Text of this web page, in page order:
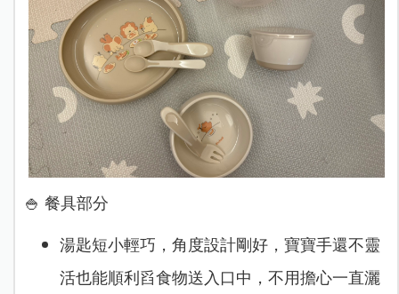
🍚 餐具部分
湯匙短小輕巧，角度設計剛好，寶寶手還不靈
活也能順利舀食物送入口中，不用擔心一直灑